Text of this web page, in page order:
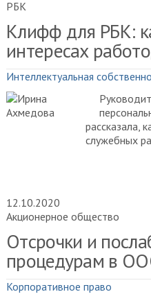
РБК
Клифф для РБК:
интересах
Интеллектуальная
рассказала,
служебных
12.10.2020
Акционерное общество
Отсрочки и
процедурам в
Корпоративное право